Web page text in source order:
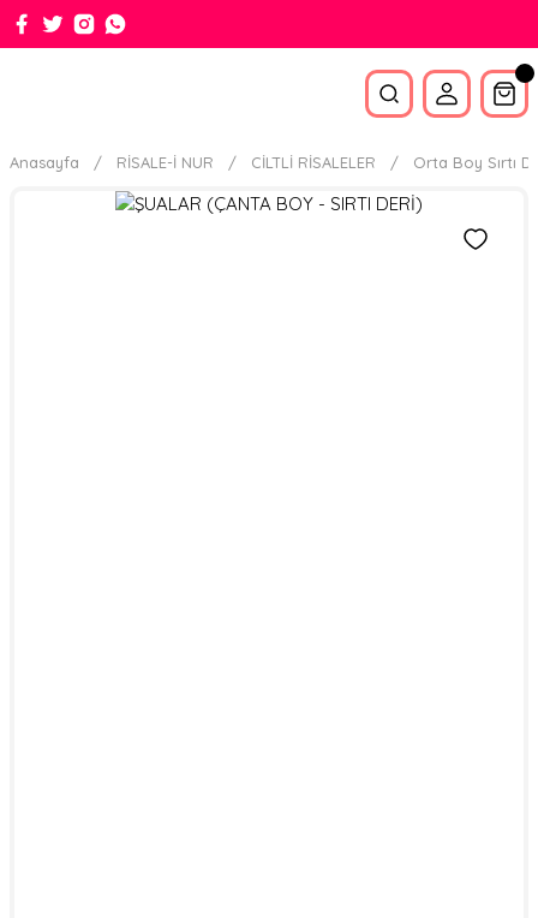
Anasayfa RİSALE-İ NUR CİLTLİ RİSALELER Orta Boy Sırtı